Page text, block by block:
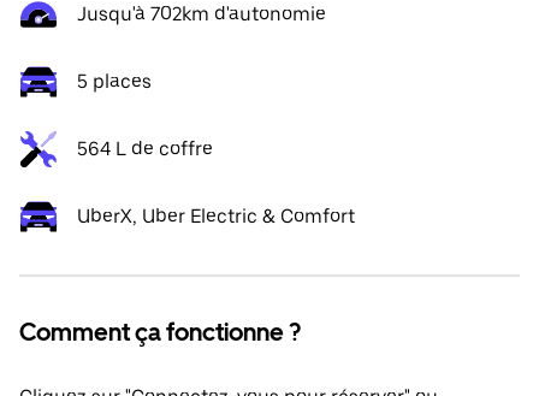
Jusqu'à 702km d'autonomie
5 places
564 L de coffre
UberX, Uber Electric & Comfort
Comment ça fonctionne ?